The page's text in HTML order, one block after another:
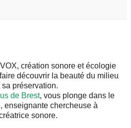
création sonore et écologie
découvrir la beauté du milieu
sa préservation.
de Brest, vous plonge dans le
enseignante chercheuse à
sonore.